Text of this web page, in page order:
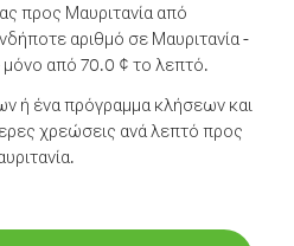
προς Μαυριτανία από
αριθμό σε Μαυριτανία -
μόνο από 70.0 ¢ το λεπτό.
ή ένα πρόγραμμα κλήσεων και
χρεώσεις ανά λεπτό προς